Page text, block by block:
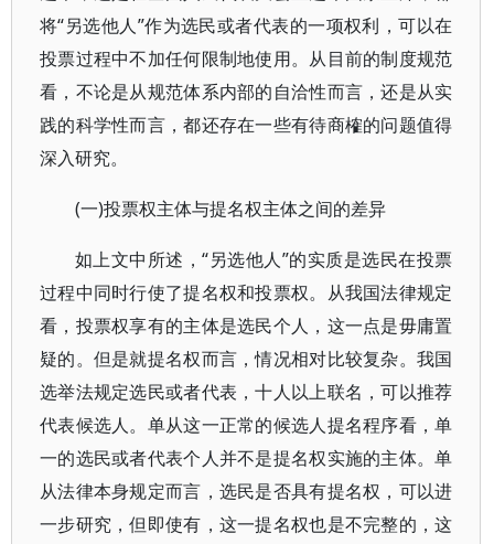
将“另选他人”作为选民或者代表的一项权利，可以在
投票过程中不加任何限制地使用。从目前的制度规范
看，不论是从规范体系内部的自洽性而言，还是从实
践的科学性而言，都还存在一些有待商榷的问题值得
深入研究。
(一)投票权主体与提名权主体之间的差异
如上文中所述，“另选他人”的实质是选民在投票
过程中同时行使了提名权和投票权。从我国法律规定
看，投票权享有的主体是选民个人，这一点是毋庸置
疑的。但是就提名权而言，情况相对比较复杂。我国
选举法规定选民或者代表，十人以上联名，可以推荐
代表候选人。单从这一正常的候选人提名程序看，单
一的选民或者代表个人并不是提名权实施的主体。单
从法律本身规定而言，选民是否具有提名权，可以进
一步研究，但即使有，这一提名权也是不完整的，这